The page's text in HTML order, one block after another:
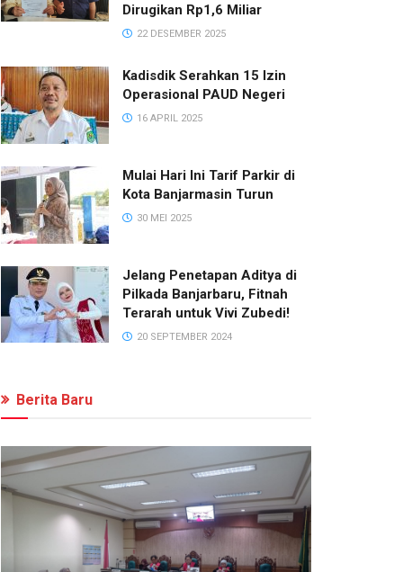
Dirugikan Rp1,6 Miliar
22 DESEMBER 2025
Kadisdik Serahkan 15 Izin
Operasional PAUD Negeri
16 APRIL 2025
Mulai Hari Ini Tarif Parkir di
Kota Banjarmasin Turun
30 MEI 2025
Jelang Penetapan Aditya di
Pilkada Banjarbaru, Fitnah
Terarah untuk Vivi Zubedi!
20 SEPTEMBER 2024
Berita Baru